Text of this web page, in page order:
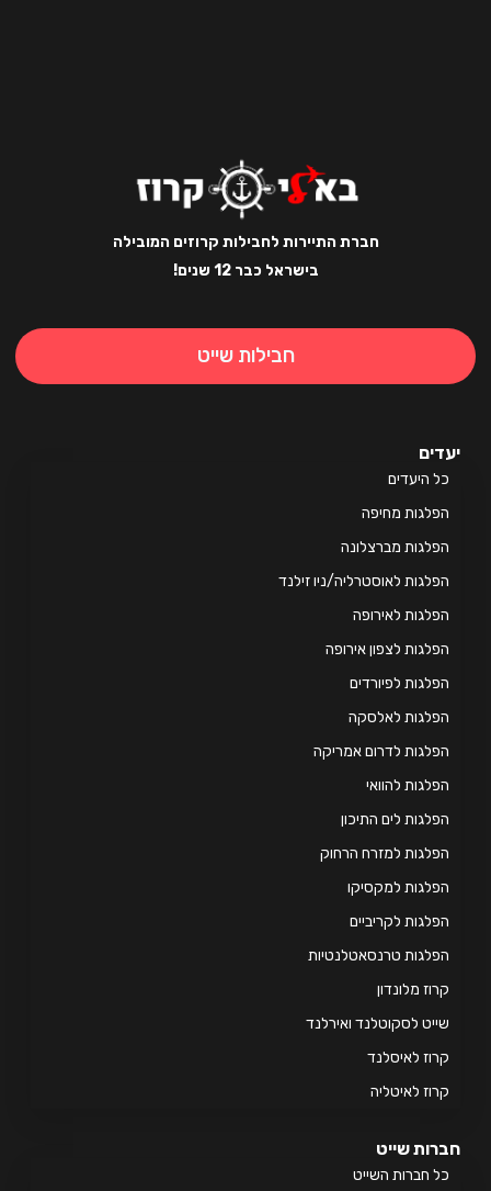
חברת התיירות לחבילות קרוזים המובילה
בישראל כבר 12 שנים!
חבילות שייט
היעדים
מחיפה
מברצלונה
לאוסטרליה/ניו זילנד
לאירופה
לצפון אירופה
לפיורדים
לאלסקה
לדרום אמריקה
להוואי
לים התיכון
למזרח הרחוק
למקסיקו
לקריביים
טרנסאטלנטיות
מלונדון
לסקוטלנד ואירלנד
לאיסלנד
לאיטליה
שייט
חברות השייט